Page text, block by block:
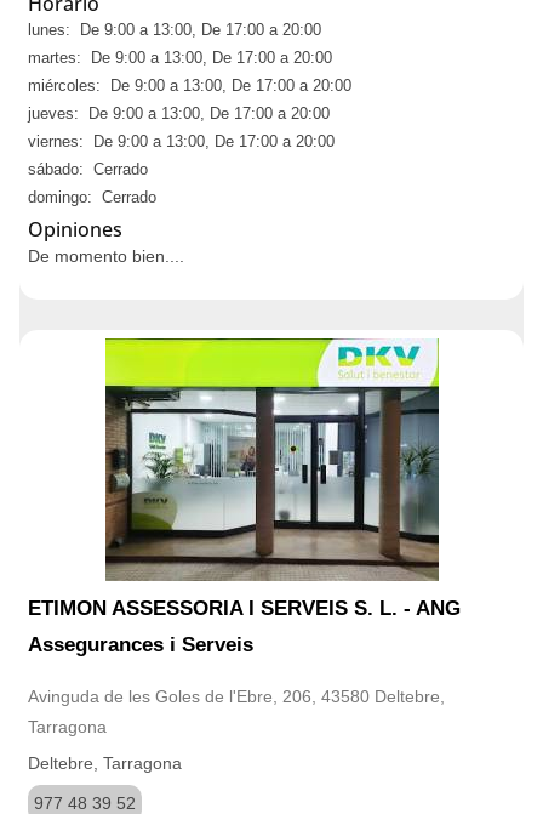
lunes: De 9:00 a 13:00, De 17:00 a 20:00
martes: De 9:00 a 13:00, De 17:00 a 20:00
miércoles: De 9:00 a 13:00, De 17:00 a 20:00
jueves: De 9:00 a 13:00, De 17:00 a 20:00
viernes: De 9:00 a 13:00, De 17:00 a 20:00
sábado: Cerrado
domingo: Cerrado
Opiniones
De momento bien....
ETIMON ASSESSORIA I SERVEIS S. L. - ANG
Assegurances i Serveis
Avinguda de les Goles de l'Ebre, 206, 43580 Deltebre,
Tarragona
Deltebre, Tarragona
977 48 39 52